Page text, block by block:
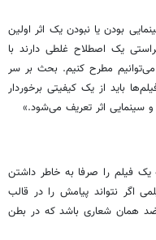
بودن یا نبودن یک اثر اولین
یک اصطلاح غلطی دارند با
مطرح کنیم. بحث بر سر
باید از یک کیفیتی برخوردار
و سینمایی اثر تعریف می‌شود.»
یک فیلم را صرفا به خاطر داشتن
اگر نتواند پیامش را در قالب
ضد‌‌ همان شعاری باشد که در بطن